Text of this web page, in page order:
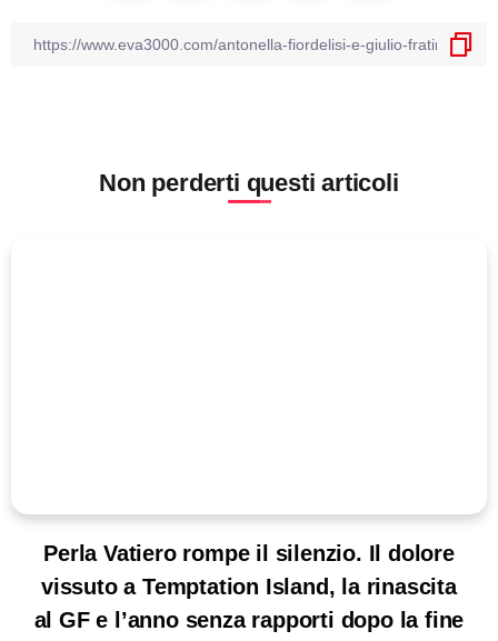
Non perderti questi articoli
Perla Vatiero rompe il silenzio. Il dolore
vissuto a Temptation Island, la rinascita
al GF e l’anno senza rapporti dopo la fine